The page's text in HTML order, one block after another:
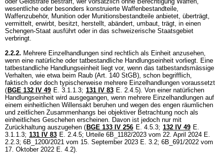
wesentliche oder besonders konstruierte Waffenbestandteile,
Waffenzubehör, Munition oder Munitionsbestandteile anbietet, überträgt,
vermittelt, erwirbt, besitzt, herstellt, abändert, umbaut, trägt, in einen
Schengen-Staat ausführt oder in das schweizerische Staatsgebiet
verbringt.
2.2.2. Mehrere Einzelhandlungen sind rechtlich als Einheit anzusehen,
wenn eine natürliche oder tatbestandliche Handlungseinheit vorliegt. Eine
tatbestandliche Handlungseinheit liegt vor, wenn das tatbestandsmässige
Verhalten, wie etwa beim Raub (Art. 140 StGB), schon begrifflich,
faktisch oder doch typischerweise mehrere Einzelhandlungen voraussetzt
( BGE 132 IV 49 E. 3.1.1.3; 131 IV 83 E. 2.4.5). Von einer natürlichen
Handlungseinheit wird ausgegangen, wenn mehrere Einzelhandlungen auf
einem einheitlichen Willensakt beruhen und wegen des engen räumlichen
und zeitlichen Zusammenhangs bei objektiver Betrachtung noch als
einheitliches Geschehen erscheinen. Davon ist jedoch nur mit
Zurückhaltung auszugehen ( BGE 133 IV 256 E. 4.5.3; 132 IV 49 E.
3.1.1.3; 131 IV 83 E. 2.4.5; Urteile 6B_1182/2023 vom 22. April 2024 E.
2.2.3; 6B_1200/2021 vom 15. September 2023 E. 3.2; 6B_691/2022 vom
17. Oktober 2022 E. 4.2).